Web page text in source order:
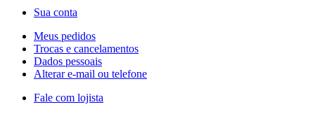
Sua conta
Meus pedidos
Trocas e cancelamentos
Dados pessoais
Alterar e-mail ou telefone
Fale com lojista